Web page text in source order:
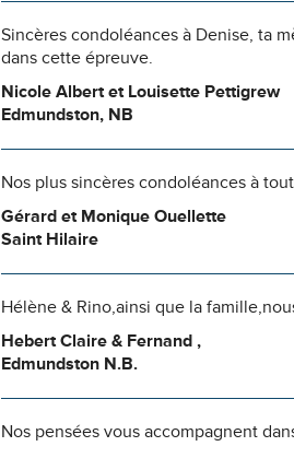
Sincères condoléances à Denise, ta
dans cette épreuve.
Nicole Albert et Louisette Pettigrew
Edmundston, NB
Nos plus sincères condoléances à
Gérard et Monique Ouellette
Saint Hilaire
Hélène & Rino,ainsi que la
Hebert Claire & Fernand ,
Edmundston N.B.
Nos pensées vous accompagnent